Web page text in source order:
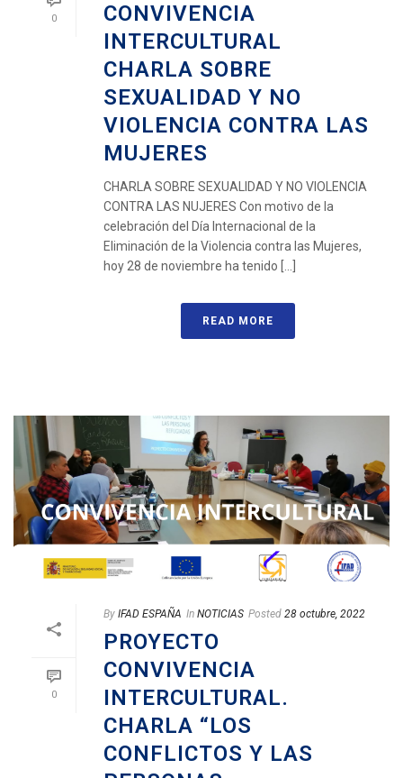
0
CONVIVENCIA
INTERCULTURAL
CHARLA SOBRE
SEXUALIDAD Y NO
VIOLENCIA CONTRA LAS
MUJERES
CHARLA SOBRE SEXUALIDAD Y NO VIOLENCIA
CONTRA LAS NUJERES Con motivo de la
celebración del Día Internacional de la
Eliminación de la Violencia contra las Mujeres,
hoy 28 de noviembre ha tenido [...]
READ MORE
0
By IFAD ESPAÑA In NOTICIAS Posted 28 octubre, 2022
PROYECTO
CONVIVENCIA
INTERCULTURAL.
CHARLA “LOS
CONFLICTOS Y LAS